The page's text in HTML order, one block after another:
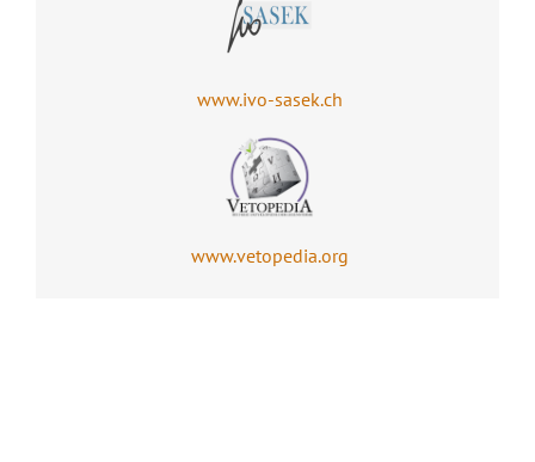
www.ivo-sasek.ch
www.vetopedia.org